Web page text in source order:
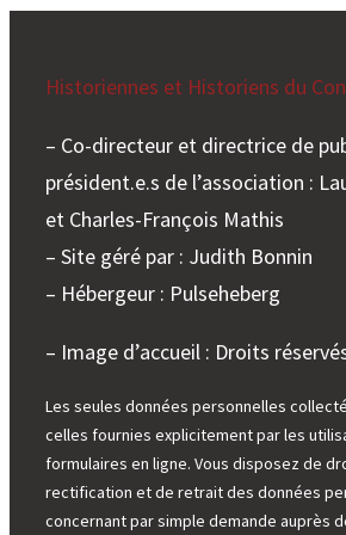
Historiennes et Historiens du
– Co-directeur et directrice de
président.e.s de l’association :
et Charles-François Mathis
– Site géré par : Judith Bonnin
– Hébergeur : Pulseheberg
– Image d’accueil : Droits
Les seules données personnelles
celles fournies explicitement par les
formulaires en ligne. Vous disposez de
rectification et de retrait des données
concernant par simple demande auprès